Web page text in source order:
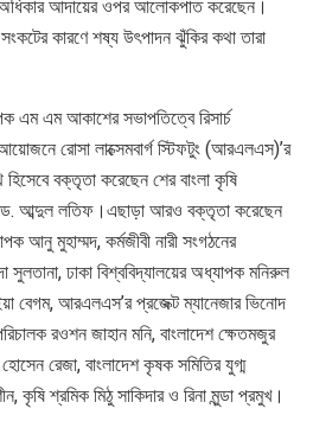
অধিকার আদায়ের ওপর আলোকপাত করেছেন।
কারণে শষ্য উৎপাদন ঝুঁকির কথা তারা
এম এম আকাশের সভাপতিত্বে রিসার্চ
আয়োজনে রোসা লাক্সেমবার্গ স্টিফটুং (আরএলএস)’র
বক্তৃতা করেছেন শের বাংলা কৃষি
ড. আব্দুল লতিফ।এছাড়া আরও বক্তৃতা করেছেন
আনু মুহাম্মদ, কর্মজীবী নারী সংগঠনের
সুলতানা, ঢাকা বিশ্ববিদ্যালয়ের অধ্যাপক মনিরুল
বেগম, আরএলএস’র প্রজেক্ট ম্যানেজার ভিনোদ
রওশন জাহান মনি, বাংলাদেশ ক্ষেতমজুর
রেজা, বাংলাদেশ কৃষক সমিতির যুগ্ম
শ্রমিক মিঠু সাকিদার ও রিনা মুন্ডা প্রমুখ।